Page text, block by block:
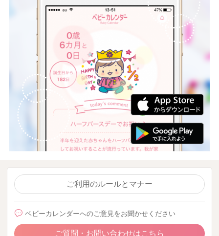
ご利用のルールとマナー
ベビーカレンダーへのご意見をお聞かせください
ご質問・お問い合わせはこちら